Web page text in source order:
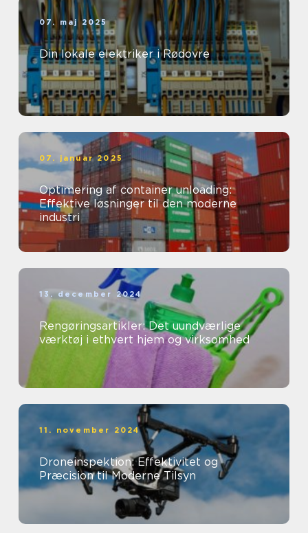
07. maj 2025
Din lokale elektriker i Rødovre
07. januar 2025
Optimering af container unloading:
Effektive løsninger til den moderne
industri
13. december 2024
Rengøringsartikler: Det uundværlige
værktøj i ethvert hjem og virksomhed
11. november 2024
Droneinspektion: Effektivitet og
Præcision til Moderne Tilsyn